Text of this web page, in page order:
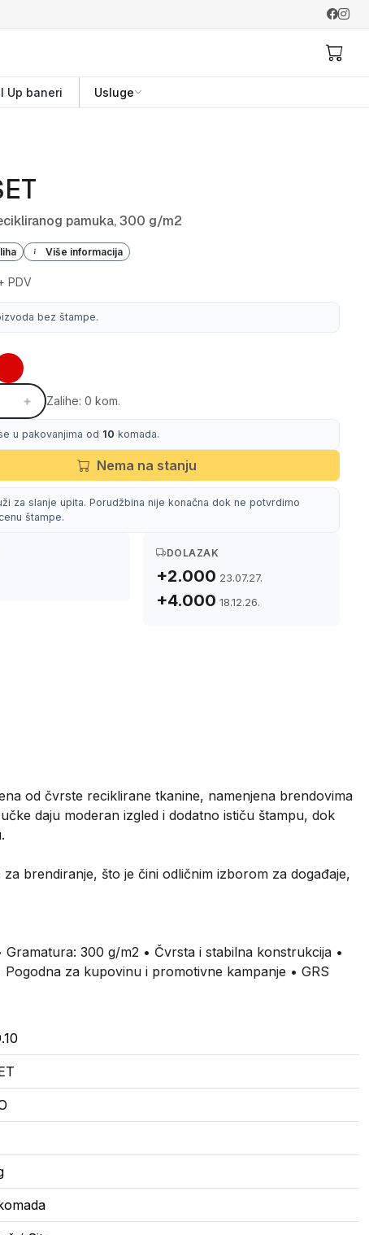
Up baneri Usluge
pamuka, 300 g/m2
Više informacija
PDV
bez štampe.
Zalihe: 0 kom.
u pakovanjima od 10 komada.
Nema na stanju
za slanje upita. Porudžbina nije konačna dok ne potvrdimo
štampe.
DOLAZAK
+2.000 23.07.27.
+4.000 18.12.26.
od čvrste reciklirane tkanine, namenjena brendovima
daju moderan izgled i dodatno ističu štampu, dok
brendiranje, što je čini odličnim izborom za događaje,
300 g/m2 • Čvrsta i stabilna konstrukcija •
za kupovinu i promotivne kampanje • GRS